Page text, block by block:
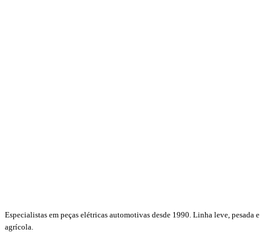
Especialistas em peças elétricas automotivas desde 1990. Linha leve, pesada e
agrícola.